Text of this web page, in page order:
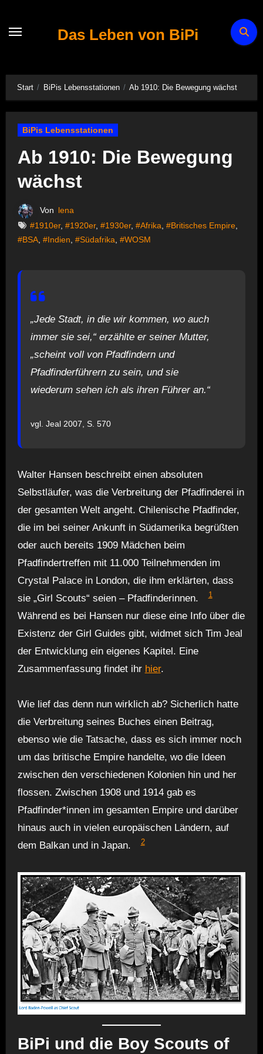
Das Leben von BiPi
Start BiPis Lebensstationen Ab 1910: Die Bewegung wächst
BiPis Lebensstationen
Ab 1910: Die Bewegung
wächst
Von lena
#1910er, #1920er, #1930er, #Afrika #Britisches Empire,
#BSA, #Indien #Südafrika #WOSM
„Jede Stadt, in die wir kommen, wo auch
immer sie sei,“ erzählte er seiner Mutter,
„scheint voll von Pfadfindern und
Pfadfinderführern zu sein, und sie
wiederum sehen ich als ihren Führer an.“
vgl. Jeal 2007, S. 570
Walter Hansen beschreibt einen absoluten
Selbstläufer, was die Verbreitung der Pfadfinderei in
der gesamten Welt angeht. Chilenische Pfadfinder,
die im bei seiner Ankunft in Südamerika begrüßten
oder auch bereits 1909 Mädchen beim
Pfadfindertreffen mit 11.000 Teilnehmenden im
Crystal Palace in London, die ihm erklärten, dass
sie „Girl Scouts“ seien – Pfadfinderinnen.
1
Während es bei Hansen nur diese eine Info über die
Existenz der Girl Guides gibt, widmet sich Tim Jeal
der Entwicklung ein eigenes Kapitel. Eine
Zusammenfassung findet ihr hier.
Wie lief das denn nun wirklich ab? Sicherlich hatte
die Verbreitung seines Buches einen Beitrag,
ebenso wie die Tatsache, dass es sich immer noch
um das britische Empire handelte, wo die Ideen
zwischen den verschiedenen Kolonien hin und her
flossen. Zwischen 1908 und 1914 gab es
Pfadfinder*innen im gesamten Empire und darüber
hinaus auch in vielen europäischen Ländern, auf
dem Balkan und in Japan.
2
BiPi und die Boy Scouts of